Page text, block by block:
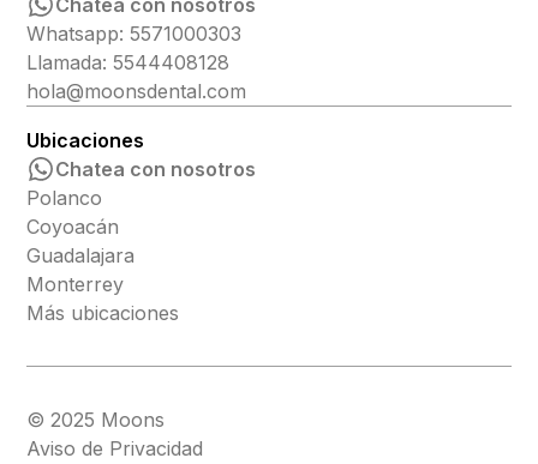
Chatea con nosotros
Whatsapp: 5571000303
Llamada: 5544408128
hola@moonsdental.com
Ubicaciones
Chatea con nosotros
Polanco
Coyoacán
Guadalajara
Monterrey
Más ubicaciones
© 2025 Moons
Aviso de Privacidad